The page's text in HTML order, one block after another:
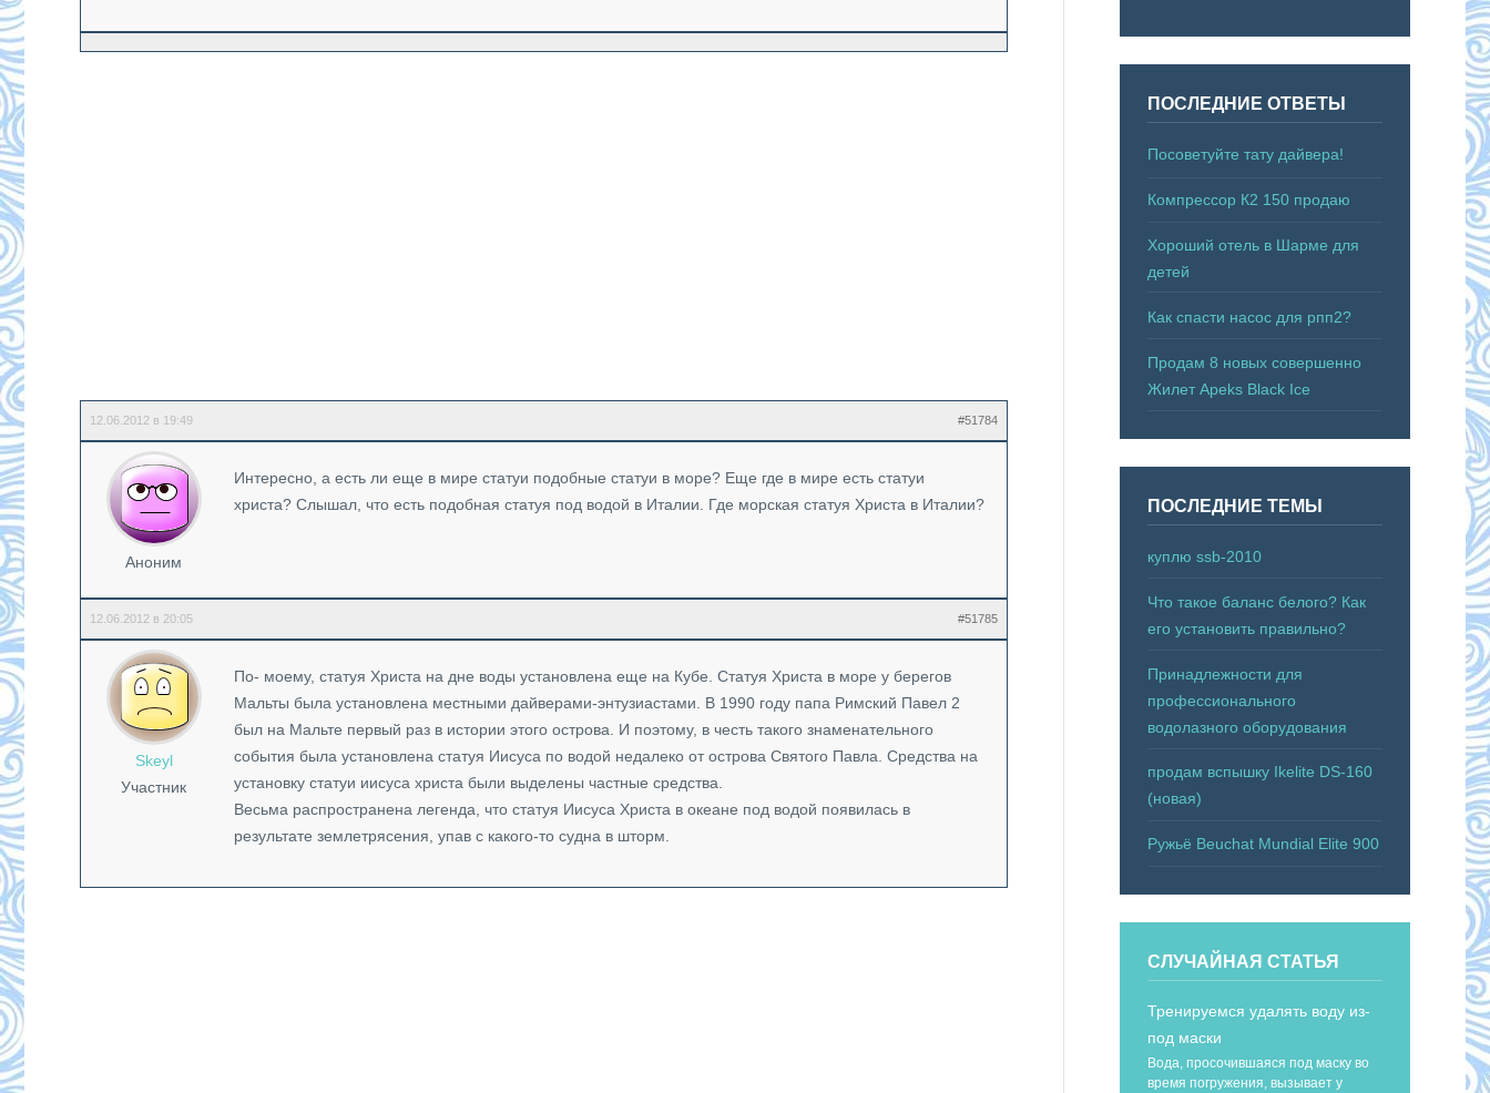
12.06.2012 в 19:49 #51784
Аноним
Интересно, а есть ли еще в мире статуи подобные статуи в море? Еще где в мире есть статуи
христа? Слышал, что есть подобная статуя под водой в Италии. Где морская статуя Христа в Италии?
12.06.2012 в 20:05 #51785
Skeyl
Участник
По- моему, статуя Христа на дне воды установлена еще на Кубе. Статуя Христа в море у берегов
Мальты была установлена местными дайверами-энтузиастами. В 1990 году папа Римский Павел 2
был на Мальте первый раз в истории этого острова. И поэтому, в честь такого знаменательного
события была установлена статуя Иисуса по водой недалеко от острова Святого Павла. Средства на
установку статуи иисуса христа были выделены частные средства.
Весьма распространена легенда, что статуя Иисуса Христа в океане под водой появилась в
результате землетрясения, упав с какого-то судна в шторм.
ПОСЛЕДНИЕ ОТВЕТЫ
Посоветуйте тату дайвера!
Компрессор К2 150 продаю
Хороший отель в Шарме для
детей
Как спасти насос для рпп2?
Продам 8 новых совершенно
Жилет Apeks Black Ice
ПОСЛЕДНИЕ ТЕМЫ
куплю ssb-2010
Что такое баланс белого? Как
его установить правильно?
Принадлежности для
профессионального
водолазного оборудования
продам вспышку Ikelite DS-160
(новая)
Ружьё Beuchat Mundial Elite 900
СЛУЧАЙНАЯ СТАТЬЯ
Тренируемся удалять воду из-
под маски
Вода, просочившаяся под маску во
время погружения, вызывает у